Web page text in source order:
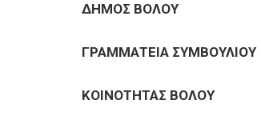
ΕΠΙΣΚΕΠΤΕΣΔΗΜΟΣ ΒΟΛΟΥ
ΓΡΑΜΜΑΤΕΙΑ ΣΥΜΒΟΥΛΙΟΥ
ΚΟΙΝΟΤΗΤΑΣ ΒΟΛΟΥ